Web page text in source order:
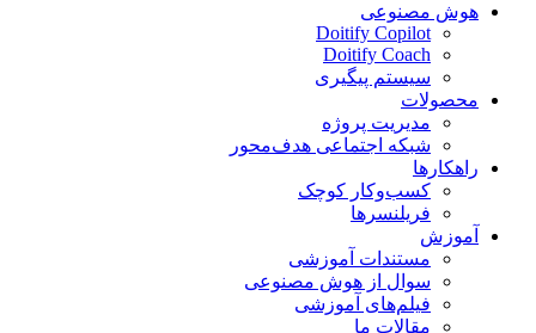
هوش مصنوعی
Doitify Copilot
Doitify Coach
سیستم پیگیری
محصولات
مدیریت پروژه
شبکه اجتماعی هدف‌محور
راهکارها
کسب‌وکار کوچک
فریلنسرها
آموزش
مستندات آموزشی
سوال از هوش مصنوعی
فیلم‌های آموزشی
مقالات ما